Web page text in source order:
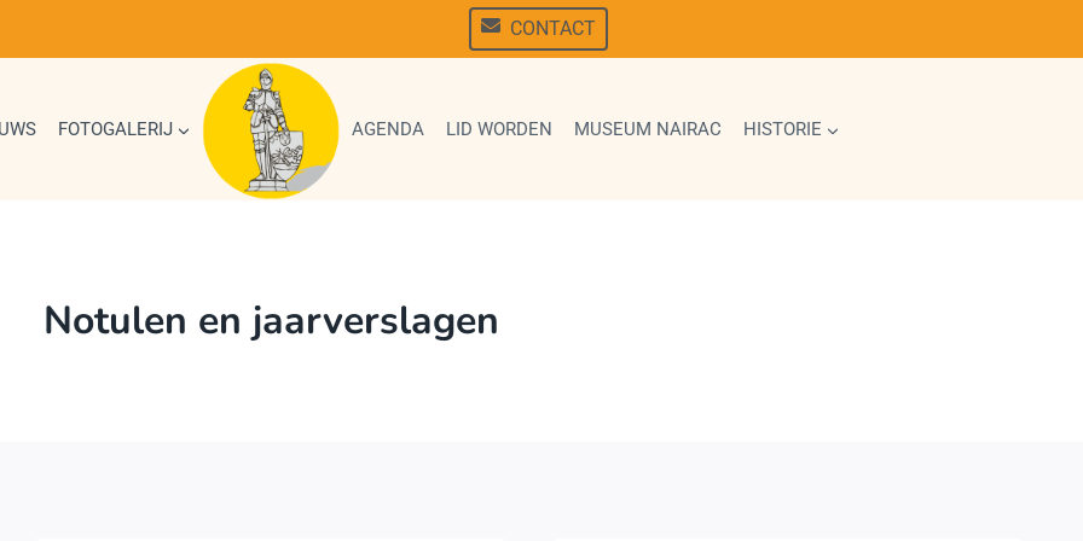
CONTACT
FOTOGALERIJ AGENDA LID WORDEN MUSEUM NAIRAC HISTORIE
Notulen en jaarverslagen